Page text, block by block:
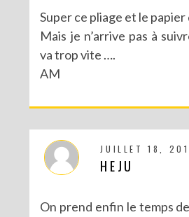
Super ce pliage et le papier
Mais je n’arrive pas à
va trop vite ….
AM
JUILLET 18,
HEJU
On prend enfin le temps